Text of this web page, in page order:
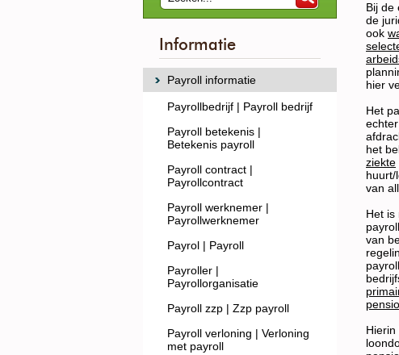
Bij de
de
ook
hier
Het
het
ziekte
huurt/
van
Het is
van
Informatie
Payroll informatie
Payrollbedrijf | Payroll bedrijf
Payroll betekenis |
Betekenis payroll
Payroll contract |
Payrollcontract
Payroll werknemer |
Payrollwerknemer
Payrol | Payroll
Payroller |
Payrollorganisatie
Payroll zzp | Zzp payroll
Payroll verloning | Verloning
met payroll